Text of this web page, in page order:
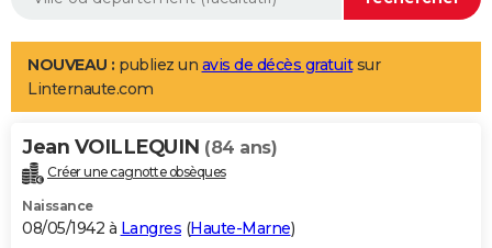
Aménagement intérieur
LIFESTYLE
Art de vivre
Bien-être
Loisirs
Mode
Modes de vie
Alimentation
Guide de la santé
Maladies
Médicaments
Sommeil
VOYAGE
Destinations
City break
Voyage nature
Voyage de noces
Forum
Climat
+PHOTO
GUIDES D'ACHAT
NOUVEAU : publiez un avis de décès gratuitsur
Linternaute.com
Jean VOILLEQUIN (84 ans)
Créer une cagnotte obsèques
Naissance
08/05/1942 à Langres (Haute-Marne)